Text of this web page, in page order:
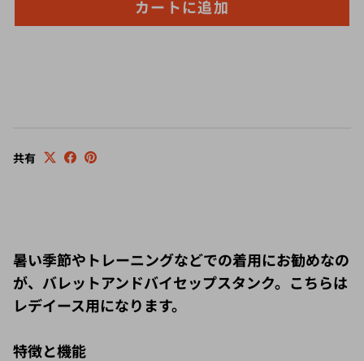
カートに追加
共有
暑い季節やトレーニングなどでの着用にお勧めなの
が、バレットアンドバイセップスタンク。こちらは
レデイース用になります。
特徴と機能